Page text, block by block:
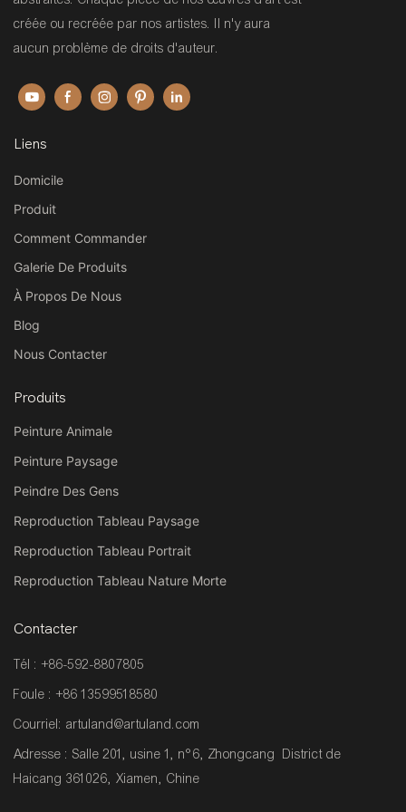
créée ou recréée par nos artistes. Il n'y aura
aucun problème de droits d'auteur.
Liens
Domicile
Produit
Comment Commander
Galerie De Produits
À Propos De Nous
Blog
Nous Contacter
Produits
Peinture Animale
Peinture Paysage
Peindre Des Gens
Reproduction Tableau Paysage
Reproduction Tableau Portrait
Reproduction Tableau Nature Morte
Contacter
Tél : +86-592-8807805
Foule : +86 13599518580
Courriel: artuland@artuland.com
Adresse : Salle 201, usine 1, n°6, Zhongcang District de
Haicang 361026, Xiamen, Chine